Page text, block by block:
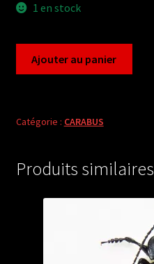
1 en stock
porrectangulus
from
Ajouter au panier
Catégorie : CARABUS
Produits similaires